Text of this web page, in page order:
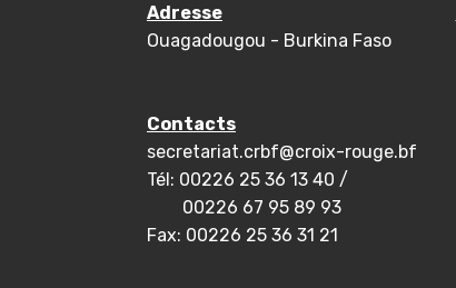
Adresse
Ouagadougou - Burkina Faso
Contacts
secretariat.crbf@croix-rouge.bf
Tél: 00226 25 36 13 40 /
00226 67 95 89 93
Fax: 00226 25 36 31 21